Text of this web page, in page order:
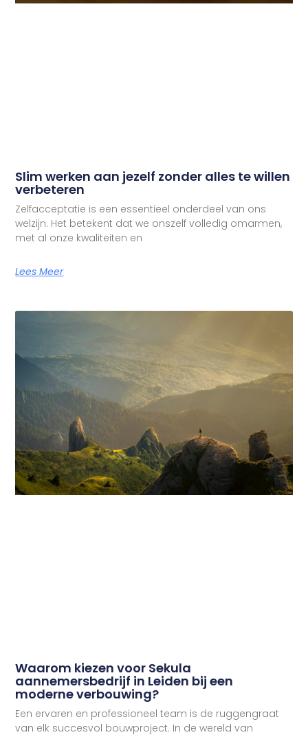
Slim werken aan jezelf zonder alles te willen
verbeteren
Zelfacceptatie is een essentieel onderdeel van ons
welzijn. Het betekent dat we onszelf volledig omarmen,
met al onze kwaliteiten en
Lees Meer
Waarom kiezen voor Sekula
aannemersbedrijf in Leiden bij een
moderne verbouwing?
Een ervaren en professioneel team is de ruggengraat
van elk succesvol bouwproject. In de wereld van